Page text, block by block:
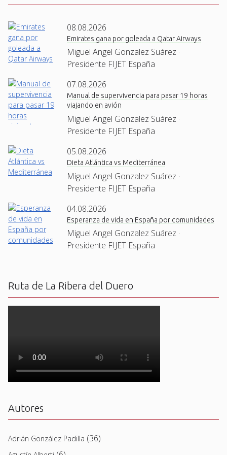
08.08.2026
Emirates gana por goleada a Qatar Airways
Miguel Angel Gonzalez Suárez ·
Presidente FIJET España
07.08.2026
Manual de supervivencia para pasar 19 horas
viajando en avión
Miguel Angel Gonzalez Suárez ·
Presidente FIJET España
05.08.2026
Dieta Atlántica vs Mediterránea
Miguel Angel Gonzalez Suárez ·
Presidente FIJET España
04.08.2026
Esperanza de vida en España por comunidades
Miguel Angel Gonzalez Suárez ·
Presidente FIJET España
Ruta de La Ribera del Duero
Autores
Adrián González Padilla (36)